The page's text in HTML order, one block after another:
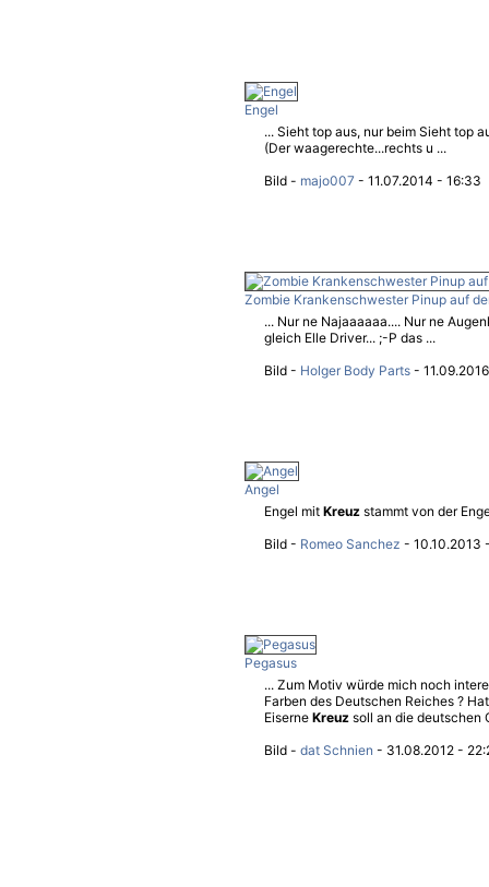
Engel
... Sieht top aus, nur beim Sieht top
(Der waagerechte...rechts u ...
Bild - majo007 - 11.07.2014 - 16:33
Zombie Krankenschwester Pinup auf
... Nur ne Najaaaaaa.... Nur ne
gleich Elle Driver... ;-P das ...
Bild - Holger Body Parts -
Angel
Engel mit Kreuz stammt von der
Bild - Romeo Sanchez - 10.10.2013
Pegasus
... Zum Motiv würde mich noch
Farben des Deutschen Reiches ?
Eiserne Kreuz soll an die deutschen
Bild - dat Schnien - 31.08.2012 -